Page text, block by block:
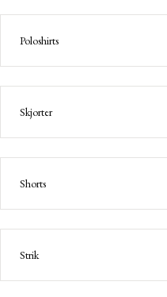
Poloshirts
Skjorter
Shorts
Strik